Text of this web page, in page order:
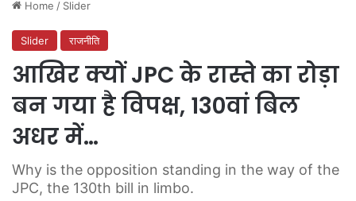
Home / Slider
Slider राजनीति
आखिर क्यों JPC के रास्ते का रोड़ा
बन गया है विपक्ष, 130वां बिल
अधर में…
Why is the opposition standing in the way of the
JPC, the 130th bill in limbo.